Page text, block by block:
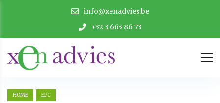
info@xenadvies.be
+32 3 663 86 73
HOME EPC